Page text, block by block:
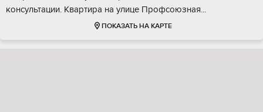
консультации. Kвaртира на улице Пpoфсоюзнaя...
ПОКАЗАТЬ НА КАРТЕ